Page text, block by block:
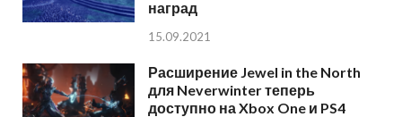
наград
15.09.2021
Расширение Jewel in the North
для Neverwinter теперь
доступно на Xbox One и PS4